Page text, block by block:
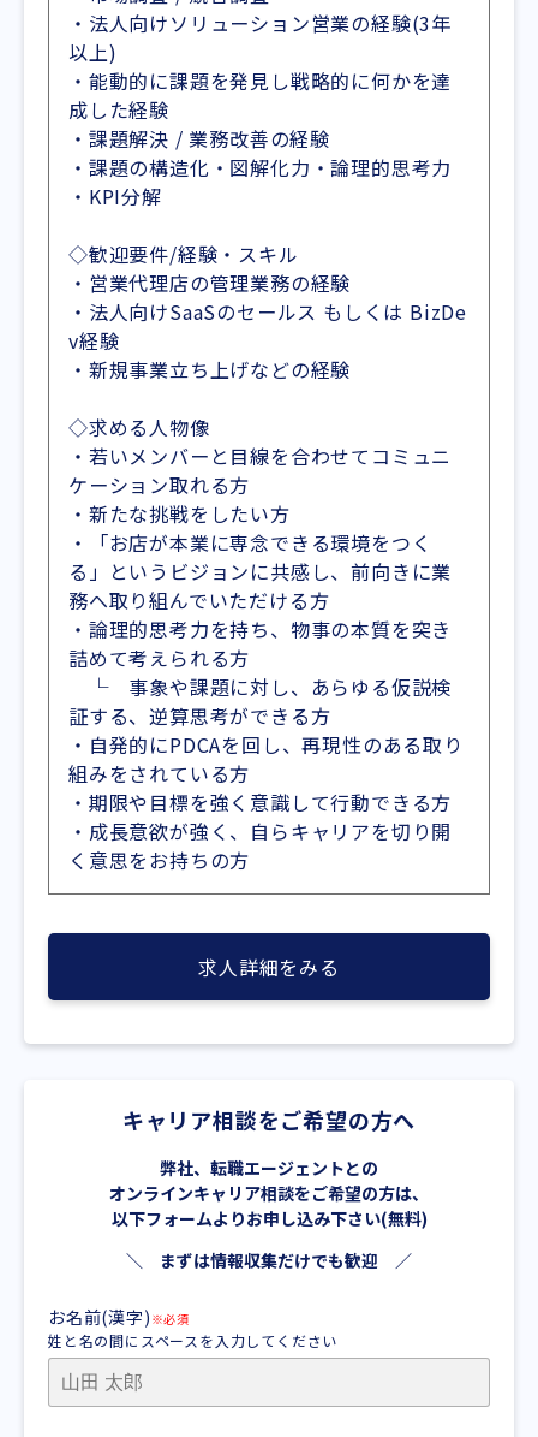
・法人向けソリューション営業の経験(3年
以上)
・能動的に課題を発見し戦略的に何かを達
成した経験
・課題解決 / 業務改善の経験
・課題の構造化・図解化力・論理的思考力
・KPI分解
◇歓迎要件/経験・スキル
・営業代理店の管理業務の経験
・法人向けSaaSのセールス もしくは BizDe
v経験
・新規事業立ち上げなどの経験
◇求める人物像
・若いメンバーと目線を合わせてコミュニ
ケーション取れる方
・新たな挑戦をしたい方
・「お店が本業に専念できる環境をつく
る」というビジョンに共感し、前向きに業
務へ取り組んでいただける方
・論理的思考力を持ち、物事の本質を突き
詰めて考えられる方
└ 事象や課題に対し、あらゆる仮説検
証する、逆算思考ができる方
・自発的にPDCAを回し、再現性のある取り
組みをされている方
・期限や目標を強く意識して行動できる方
・成長意欲が強く、自らキャリアを切り開
く意思をお持ちの方
求人詳細をみる
キャリア相談をご希望の方へ
弊社、転職エージェントとの
オンラインキャリア相談をご希望の方は、
以下フォームよりお申し込み下さい(無料)
＼ まずは情報収集だけでも歓迎 ／
お名前(漢字) ※必須
姓と名の間にスペースを入力してください